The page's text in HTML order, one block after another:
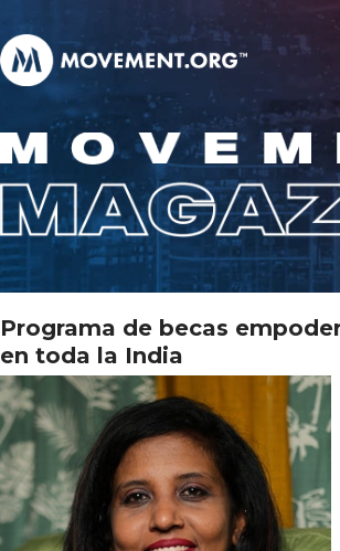
Programa de becas
en toda la India